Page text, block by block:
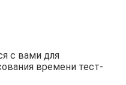
с вами для
времени тест-